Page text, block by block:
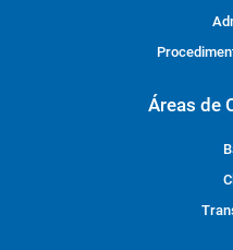
Áreas de